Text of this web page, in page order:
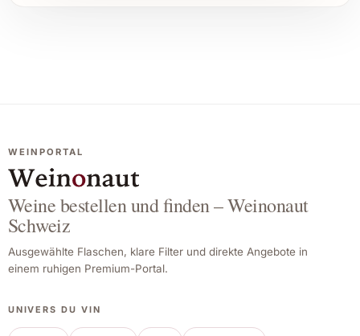
WEINPORTAL
Weine bestellen und finden – Weinonaut
Schweiz
Ausgewählte Flaschen, klare Filter und direkte Angebote in
einem ruhigen Premium-Portal.
UNIVERS DU VIN